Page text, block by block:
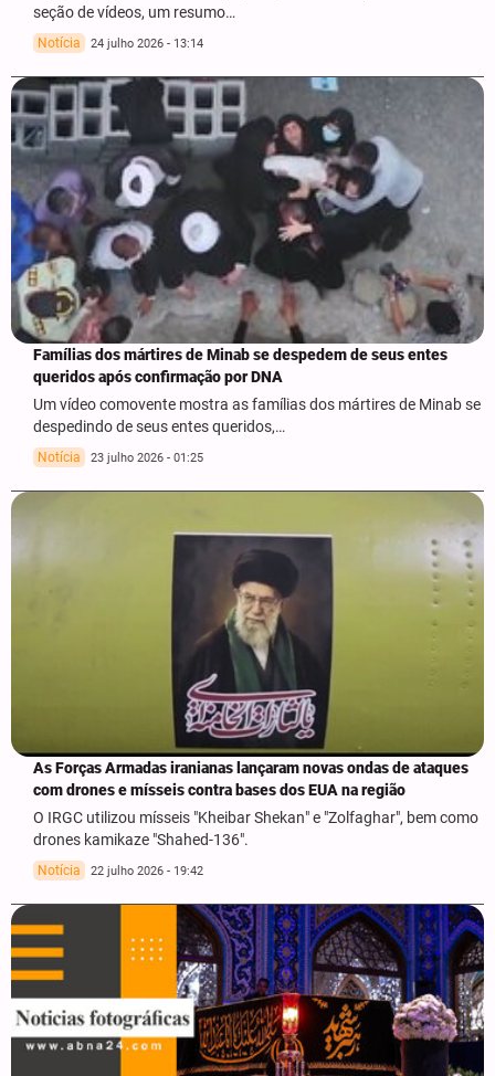
seção de vídeos, um resumo…
Notícia 24 julho 2026 - 13:14
Famílias dos mártires de Minab se despedem de seus entes
queridos após confirmação por DNA
Um vídeo comovente mostra as famílias dos mártires de Minab se
despedindo de seus entes queridos,…
Notícia 23 julho 2026 - 01:25
As Forças Armadas iranianas lançaram novas ondas de ataques
com drones e mísseis contra bases dos EUA na região
O IRGC utilizou mísseis "Kheibar Shekan" e "Zolfaghar", bem como
drones kamikaze "Shahed-136".
Notícia 22 julho 2026 - 19:42